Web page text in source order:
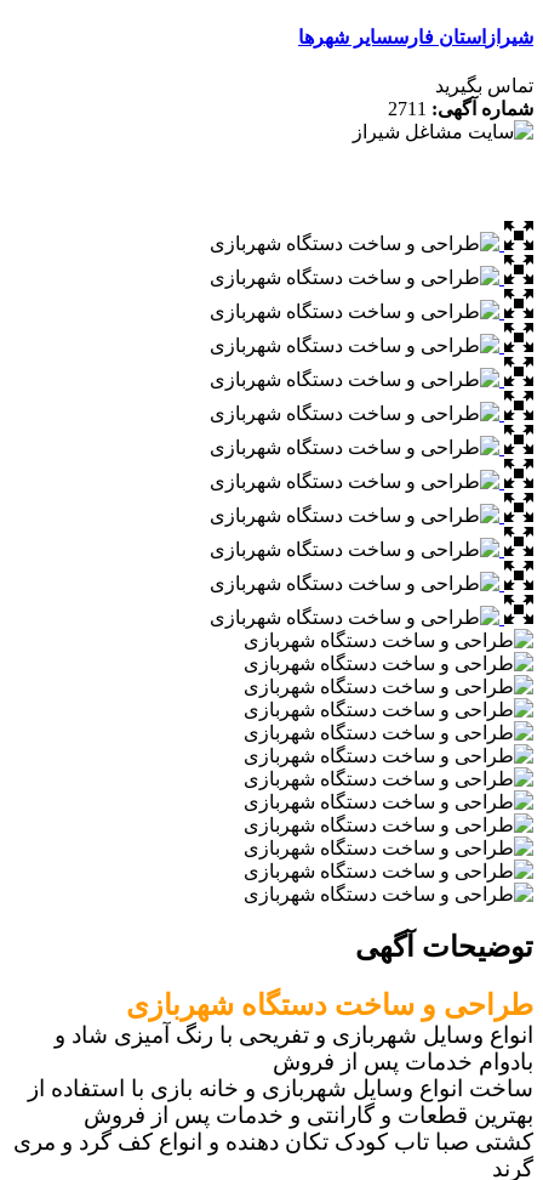
فارسسایر شهرها
2711
آگهی
و ساخت دستگاه شهربازی
شهربازی و تفریحی با رنگ آمیزی شاد و
خدمات پس از فروش
وسایل شهربازی و خانه بازی با استفاده از
قطعات و گارانتی و خدمات پس از فروش
تاب کودک تکان دهنده و انواع کف گرد و مری